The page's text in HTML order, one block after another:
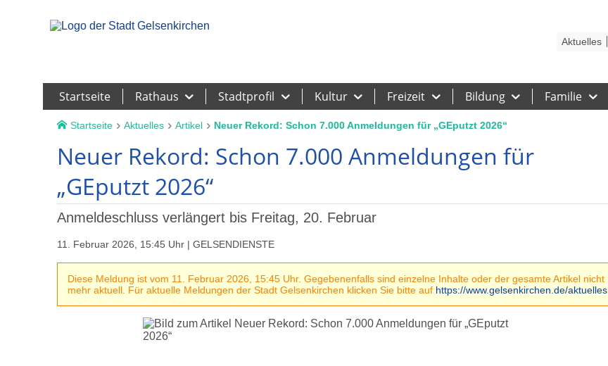
Startseite Rathaus Stadtprofil Kultur Freizeit Bildung Familie
Aktuelles
Startseite Aktuelles Artikel Neuer Rekord: Schon 7.000 Anmeldungen für „GEputzt 2026“
Neuer Rekord: Schon 7.000 Anmeldungen für
„GEputzt 2026“
Anmeldeschluss verlängert bis Freitag, 20. Februar
11. Februar 2026, 15:45 Uhr | GELSENDIENSTE
Diese Meldung ist vom 11. Februar 2026, 15:45 Uhr. Gegebenenfalls sind einzelne Inhalte oder der gesamte Artikel nicht
mehr aktuell. Für aktuelle Meldungen der Stadt Gelsenkirchen klicken Sie bitte auf https://www.gelsenkirchen.de/aktuelles